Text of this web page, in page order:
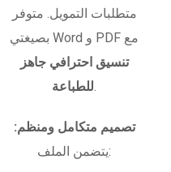
متطلبات التمويل. متوفر
بصيغتي Word و PDF مع
تنسيق احترافي جاهز
للطباعة.
تصميم متكامل ومنظم:
يتضمن الملف: